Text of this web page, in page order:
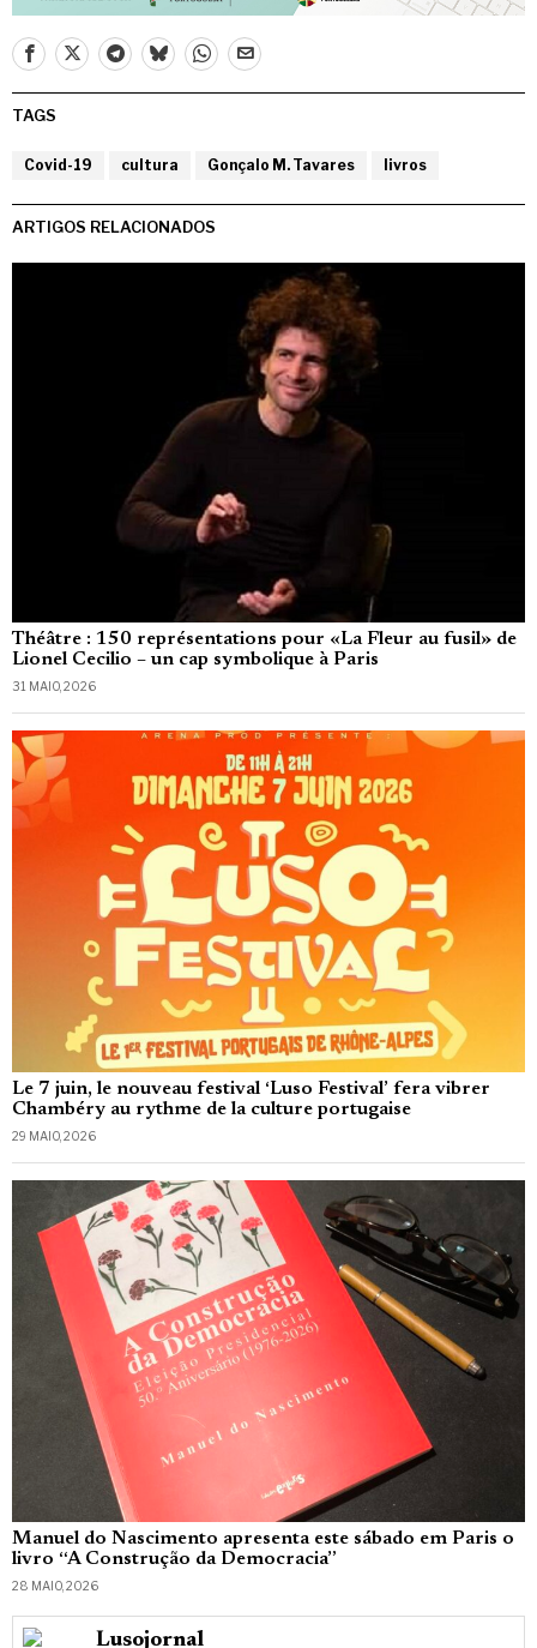
TAGS
Covid-19 cultura Gonçalo M. Tavares livros
ARTIGOS RELACIONADOS
Théâtre : 150 représentations pour «La Fleur au fusil» de
Lionel Cecilio – un cap symbolique à Paris
31 MAIO, 2026
Le 7 juin, le nouveau festival ‘Luso Festival’ fera vibrer
Chambéry au rythme de la culture portugaise
29 MAIO, 2026
Manuel do Nascimento apresenta este sábado em Paris o
livro “A Construção da Democracia”
28 MAIO, 2026
Lusojornal